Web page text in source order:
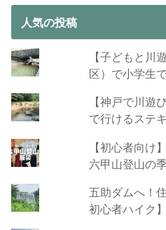
人気の投稿
【子どもと川
区）で小学生
【神戸で川遊
で行けるステ
【初心者向け
六甲山登山の
五助ダムへ！
初心者ハイク】